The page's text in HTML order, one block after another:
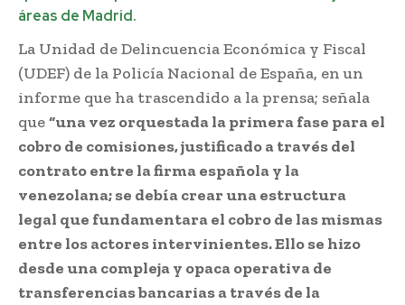
áreas de Madrid.
La Unidad de Delincuencia Económica y Fiscal
(UDEF) de la Policía Nacional de España, en un
informe que ha trascendido a la prensa; señala
que“una vez orquestada la primera fase para el
cobro de comisiones, justificado a través del
contrato entre la firma española y la
venezolana; se debía crear una estructura
legal que fundamentara el cobro de las mismas
entre los actores intervinientes. Ello se hizo
desde una compleja y opaca operativa de
transferencias bancarias a través de la